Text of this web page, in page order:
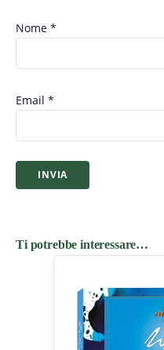
Nome *
Email *
Ti potrebbe interessare…